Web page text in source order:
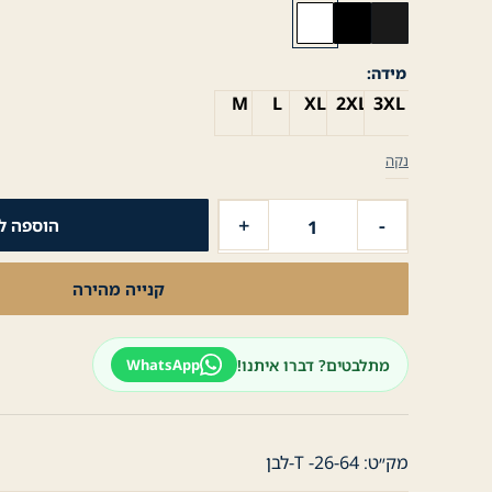
מידה
M L XL 2XL 3XL
נקה
-
חולצת
לגבר
שרוול
ארוך
עם
לוגו
שחור-לבן
+ הוספה
קנייה מהירה
מתלבטים? דברו איתנו! WhatsApp
מק״ט:T -26-64-לבן